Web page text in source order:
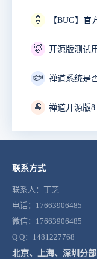
🍦
🦊 开源版测试
🐟 禅道系统是
🐏 禅道开源版
联系方式
联系人：丁芝
电话：17663906485
微信：17663906485
Q Q：1481227768
北京、上海、深圳分部